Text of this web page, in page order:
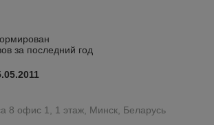
за последний год
8 офис 1, 1 этаж, Минск, Беларусь